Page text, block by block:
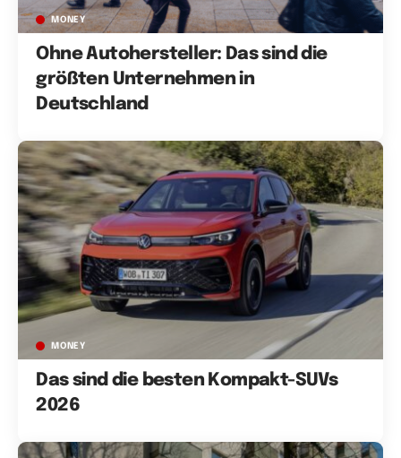
MONEY
Ohne Autohersteller: Das sind die
größten Unternehmen in
Deutschland
MONEY
Das sind die besten Kompakt-SUVs
2026